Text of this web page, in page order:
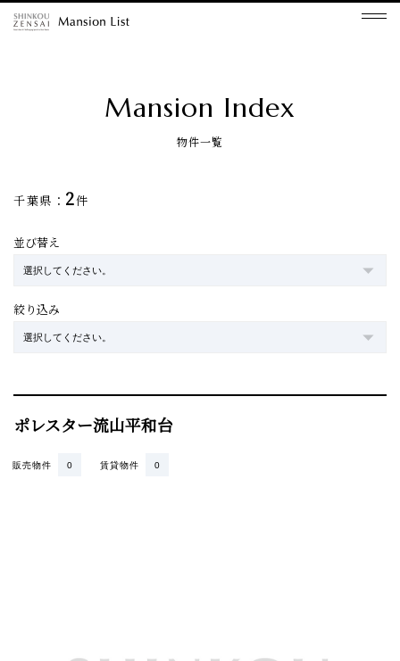
Mansion Index
物件一覧
千葉県： 2件
並び替え
絞り込み
ポレスター流山平和台
賃貸物件 0
販売物件 0